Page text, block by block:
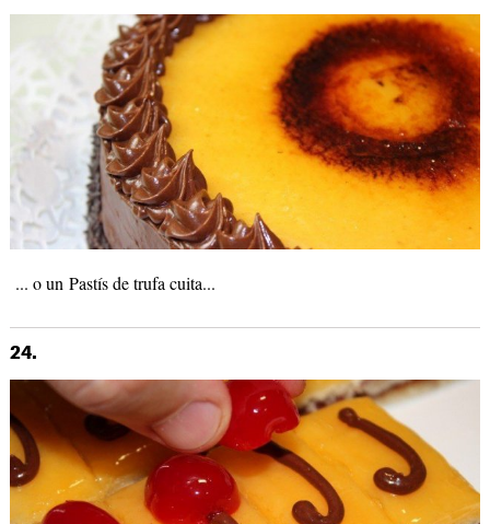
... o un Pastís de trufa cuita...
24.